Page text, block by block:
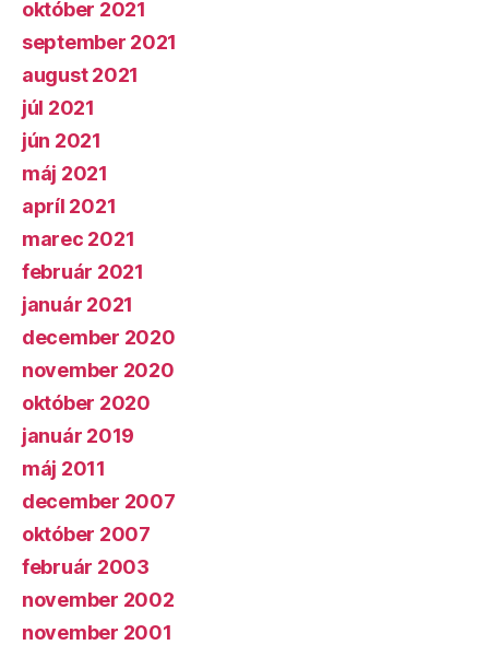
október 2021
september 2021
august 2021
júl 2021
jún 2021
máj 2021
apríl 2021
marec 2021
február 2021
január 2021
december 2020
november 2020
október 2020
január 2019
máj 2011
december 2007
október 2007
február 2003
november 2002
november 2001